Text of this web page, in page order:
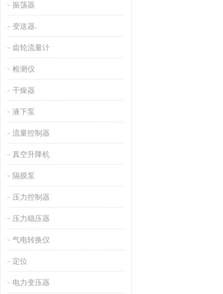
振荡器
变送器.
齿轮流量计
检测仪
干燥器
液下泵
流量控制器
真空升降机
隔膜泵
压力控制器
压力稳压器
气电转换仪
定位
电力变压器